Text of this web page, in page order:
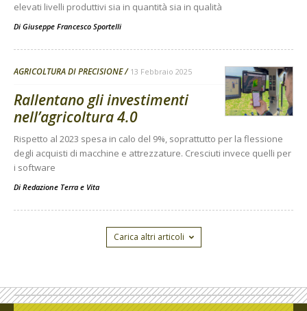
elevati livelli produttivi sia in quantità sia in qualità
Di Giuseppe Francesco Sportelli
AGRICOLTURA DI PRECISIONE 13 Febbraio 2025
Rallentano gli investimenti
nell’agricoltura 4.0
Rispetto al 2023 spesa in calo del 9%, soprattutto per la flessione
degli acquisti di macchine e attrezzature. Cresciuti invece quelli per
i software
Di Redazione Terra e Vita
Carica altri articoli